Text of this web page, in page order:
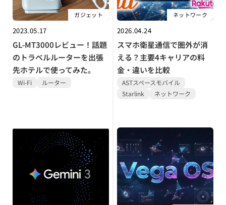
ガジェット
2023.05.17
GL-MT3000レビュー！話題
のトラベルルーターを出張
先ホテルで使ってみた。
Wi-Fi ルーター
ネットワーク
2026.04.24
スマホ衛星通信で圏外が消
える？主要4キャリアの料
金・違いを比較
ASTスペースモバイル
Starlink
ネットワーク